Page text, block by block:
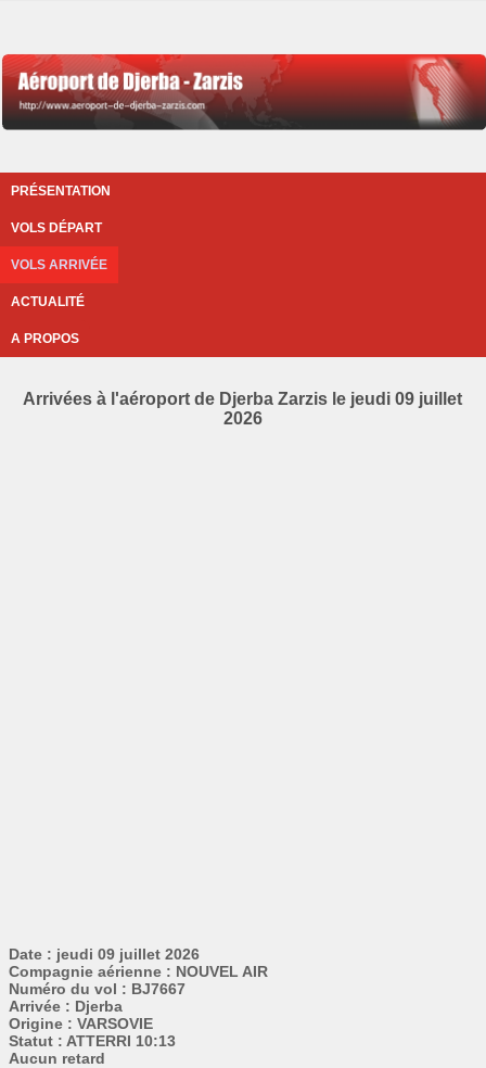
PRÉSENTATION
VOLS DÉPART
VOLS ARRIVÉE
ACTUALITÉ
A PROPOS
Arrivées à l'aéroport de Djerba Zarzis le jeudi 09 juillet
2026
Date : jeudi 09 juillet 2026
Compagnie aérienne : NOUVEL AIR
Numéro du vol : BJ7667
Arrivée : Djerba
Origine : VARSOVIE
Statut : ATTERRI 10:13
Aucun retard